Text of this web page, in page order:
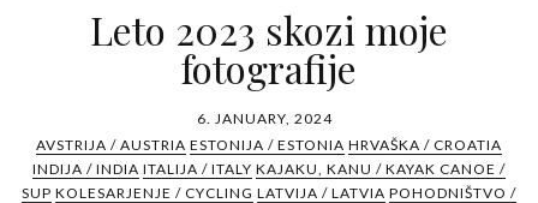
Leto 2023 skozi moje
fotografije
6. JANUARY, 2024
AVSTRIJA / AUSTRIA ESTONIJA / ESTONIA HRVAŠKA / CROATIA
INDIJA / INDIA ITALIJA / ITALY KAJAKU, KANU / KAYAK CANOE /
SUP KOLESARJENJE / CYCLING LATVIJA / LATVIA POHODNIŠTVO /